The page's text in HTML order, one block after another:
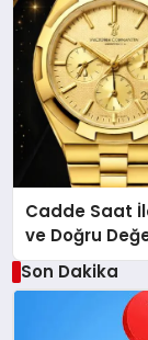
Cadde Saat
ve Doğru
Son Dakika